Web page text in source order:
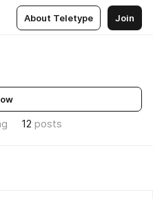
About Teletype Join
12 posts